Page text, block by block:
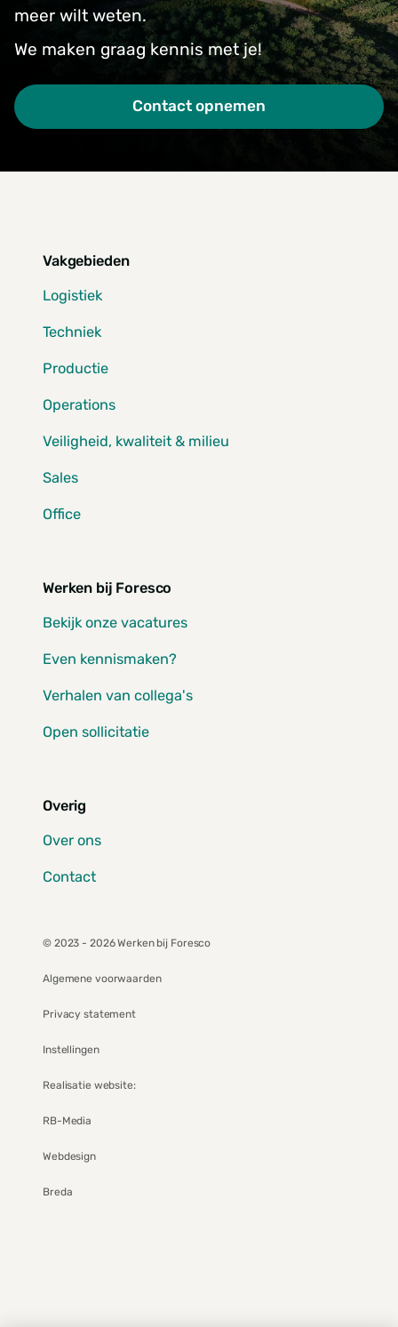
meer wilt weten.
We maken graag kennis met je!
Contact opnemen
Vakgebieden
Logistiek
Techniek
Productie
Operations
Veiligheid, kwaliteit & milieu
Sales
Office
Werken bij Foresco
Bekijk onze vacatures
Even kennismaken?
Verhalen van collega's
Open sollicitatie
Overig
Over ons
Contact
© 2023 - 2026 Werken bij Foresco
Algemene voorwaarden
Privacy statement
Instellingen
Realisatie website:
RB-Media
Webdesign
Breda